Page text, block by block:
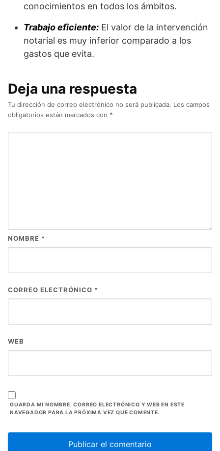
conocimientos en todos los ámbitos.
Trabajo eficiente: El valor de la intervención
notarial es muy inferior comparado a los
gastos que evita.
Deja una respuesta
Tu dirección de correo electrónico no será publicada. Los campos
obligatorios están marcados con *
NOMBRE *
CORREO ELECTRÓNICO *
WEB
GUARDA MI NOMBRE, CORREO ELECTRÓNICO Y WEB EN ESTE
NAVEGADOR PARA LA PRÓXIMA VEZ QUE COMENTE.